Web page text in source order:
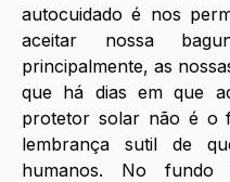
autocuidado é nos
aceitar nossa
principalmente, as
que há dias em que
protetor solar não é o
lembrança sutil de
humanos. No